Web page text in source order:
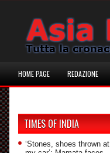
HOME PAGE REDAZIONE
TIMES OF INDIA
‘Stones, shoes thrown at